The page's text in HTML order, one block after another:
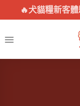
🔥犬貓糧新客